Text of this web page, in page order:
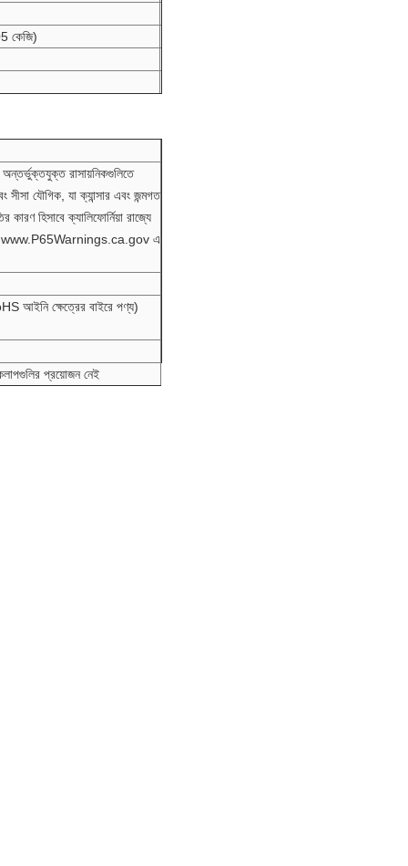
কেজি)
রাসায়নিকগুলিতে
সীসা যৌগিক, যা ক্যান্সার এবং জন্মগত
হিসাবে ক্যালিফোর্নিয়া রাজ্যে
www.P65Warnings.ca.gov এ
আইনি ক্ষেত্রের বাইরে পণ্য)
প্রয়োজন নেই